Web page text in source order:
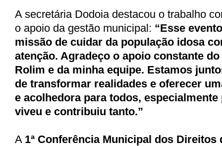
A secretária Dodoia destacou o trabalho
o apoio da gestão municipal: “Esse
missão de cuidar da população idosa
atenção. Agradeço o apoio constante
Rolim e da minha equipe. Estamos
de transformar realidades e oferecer
e acolhedora para todos, especialmente
viveu e contribuiu tanto.”
A 1ª Conferência Municipal dos Direitos